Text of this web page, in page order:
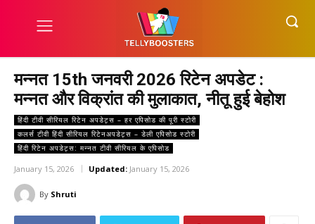
मन्नत 15th जनवरी 2026 रिटेन अपडेट :
मन्नत और विक्रांत की मुलाकात, नीतू हुई बेहोश
हिंदी टीवी सीरियल रिटेन अपडेट्स – हर एपिसोड की पूरी स्टोरी
कलर्स टीवी हिंदी सीरियल रिटेनअपडेट्स – डेली एपिसोड स्टोरी
हिंदी रिटेन अपडेट्स: मन्नत टीवी सीरियल के एपिसोड
January 15, 2026 Updated: January 15, 2026
By Shruti